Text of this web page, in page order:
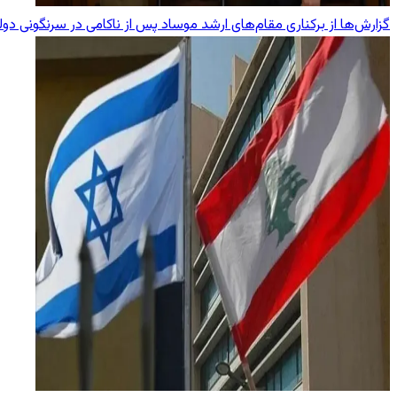
گزارش‌ها از برکناری مقام‌های ارشد موساد پس از ناکامی در سرنگونی